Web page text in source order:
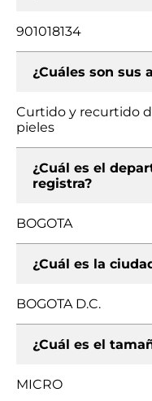
901018134
¿Cuáles son sus
Curtido y recurtido
pieles
¿Cuál es el
registra?
BOGOTA
¿Cuál es la
BOGOTA D.C.
¿Cuál es el
MICRO